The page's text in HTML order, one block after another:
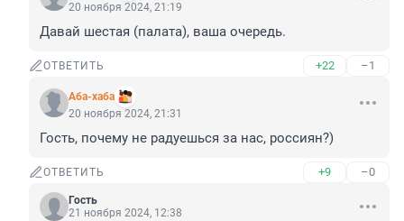
20 ноября 2024, 21:19
Давай шестая (палата), ваша очередь.
ОТВЕТИТЬ +22 –1
Аба-хаба
20 ноября 2024, 21:31
Гость, почему не радуешься за нас, россиян?)
ОТВЕТИТЬ +9 –0
Гость
21 ноября 2024, 12:38